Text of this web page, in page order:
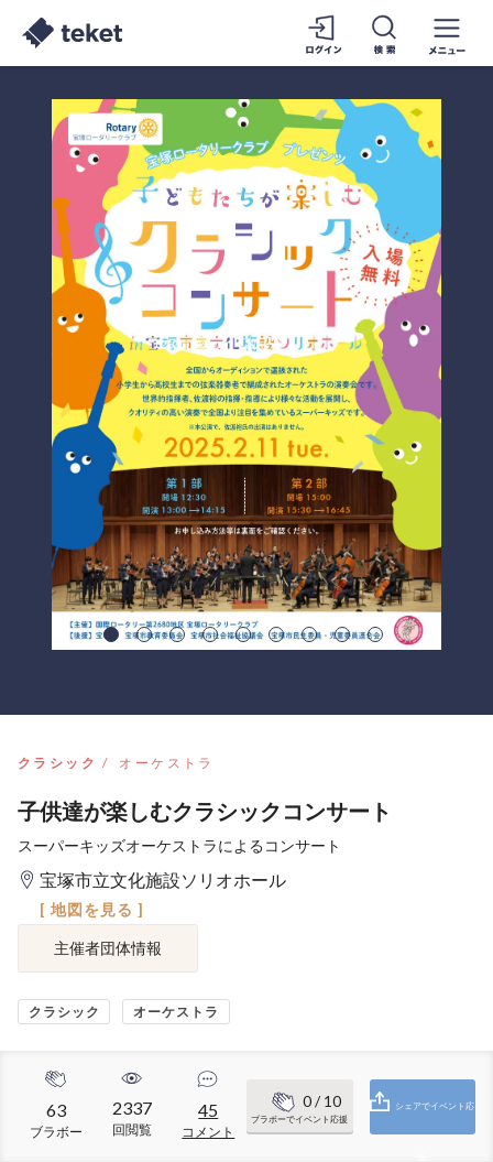
クラシック オーケストラ
子供達が楽しむクラシックコンサート
スーパーキッズオーケストラによるコンサート
宝塚市立文化施設ソリオホール
[ 地図を見る ]
主催者団体情報
クラシック オーケストラ
63
ブラボー
2337
回閲覧
45
コメント
0/ 10
ブラボーでイベント応援
シェアでイベント応